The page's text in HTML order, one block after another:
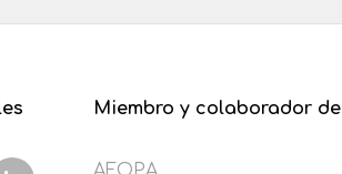
Miembro y colaborador de